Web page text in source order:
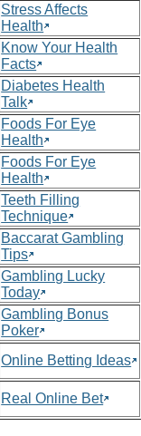
Stress Affects
Health
Know Your Health
Facts
Diabetes Health
Talk
Foods For Eye
Health
Foods For Eye
Health
Teeth Filling
Technique
Baccarat Gambling
Tips
Gambling Lucky
Today
Gambling Bonus
Poker
Online Betting Ideas
Real Online Bet